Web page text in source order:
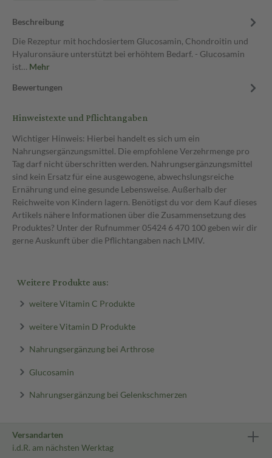
Beschreibung
Die Rezeptur mit hochdosiertem Glucosamin, Chondroitin und
Hyaluronsäure unterstützt bei erhöhtem Bedarf. - Glucosamin
ist… Mehr
Bewertungen
Hinweistexte und Pflichtangaben
Wichtiger Hinweis: Hierbei handelt es sich um ein
Nahrungsergänzungsmittel. Die empfohlene Verzehrmenge pro
Tag darf nicht überschritten werden. Nahrungsergänzungsmittel
sind kein Ersatz für eine ausgewogene, abwechslungsreiche
Ernährung und eine gesunde Lebensweise. Außerhalb der
Reichweite von Kindern lagern. Benötigst du vor dem Kauf dieses
Artikels nähere Informationen über die Zusammensetzung des
Produktes? Unter der Rufnummer 05424 6 470 100 geben wir dir
gerne Auskunft über die Pflichtangaben nach LMIV.
Weitere Produkte aus:
weitere Vitamin C Produkte
weitere Vitamin D Produkte
Nahrungsergänzung bei Arthrose
Glucosamin
Nahrungsergänzung bei Gelenkschmerzen
Versandarten
i.d.R. am nächsten Werktag